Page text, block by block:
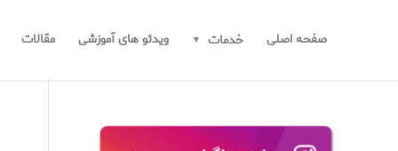
صفحه اصلی خدمات ویدئو های آموزشی مقالات